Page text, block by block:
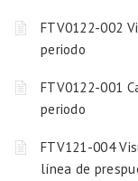
FTV0122-002
periodo
FTV0122-001
periodo
FTV121-004
línea de